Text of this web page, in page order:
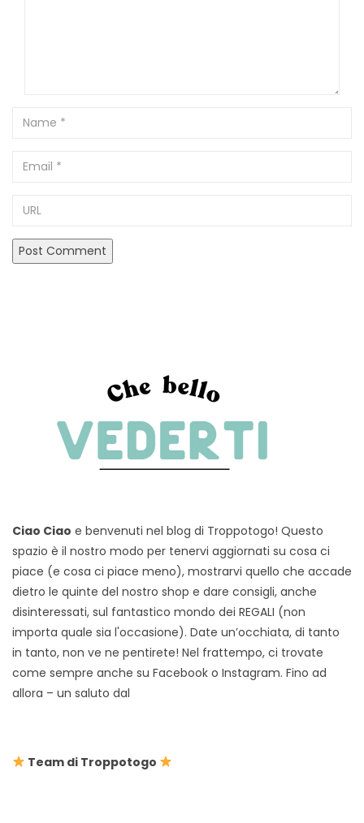
Name
Email
Ciao Ciao e benvenuti nel blog di Troppotogo! Questo
spazio è il nostro modo per tenervi aggiornati su cosa ci
piace (e cosa ci piace meno), mostrarvi quello che accade
dietro le quinte del nostro shop e dare consigli, anche
disinteressati, sul fantastico mondo dei REGALI (non
importa quale sia l'occasione). Date un’occhiata, di tanto
in tanto, non ve ne pentirete! Nel frattempo, ci trovate
come sempre anche su Facebook o Instagram. Fino ad
allora – un saluto dal
Team di Troppotogo